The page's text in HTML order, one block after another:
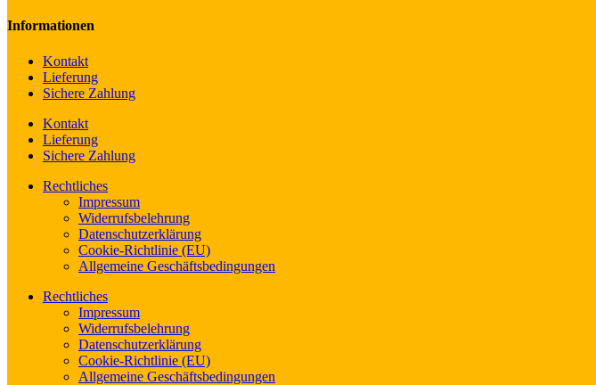
Informationen
Kontakt
Lieferung
Sichere Zahlung
Kontakt
Lieferung
Sichere Zahlung
Rechtliches
Impressum
Widerrufsbelehrung
Datenschutzerklärung
Cookie-Richtlinie (EU)
Allgemeine Geschäftsbedingungen
Rechtliches
Impressum
Widerrufsbelehrung
Datenschutzerklärung
Cookie-Richtlinie (EU)
Allgemeine Geschäftsbedingungen